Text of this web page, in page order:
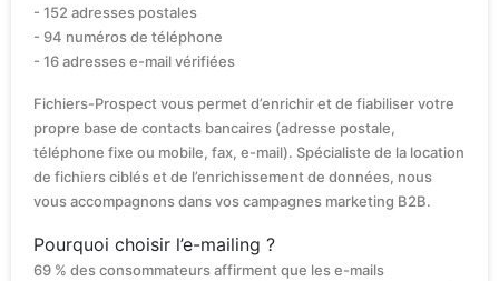
- 152 adresses postales
- 94 numéros de téléphone
- 16 adresses e-mail vérifiées
Fichiers-Prospect vous permet d’enrichir et de fiabiliser votre
propre base de contacts bancaires (adresse postale,
téléphone fixe ou mobile, fax, e-mail). Spécialiste de la location
de fichiers ciblés et de l’enrichissement de données, nous
vous accompagnons dans vos campagnes marketing B2B.
Pourquoi choisir l’e-mailing ?
69 % des consommateurs affirment que les e-mails